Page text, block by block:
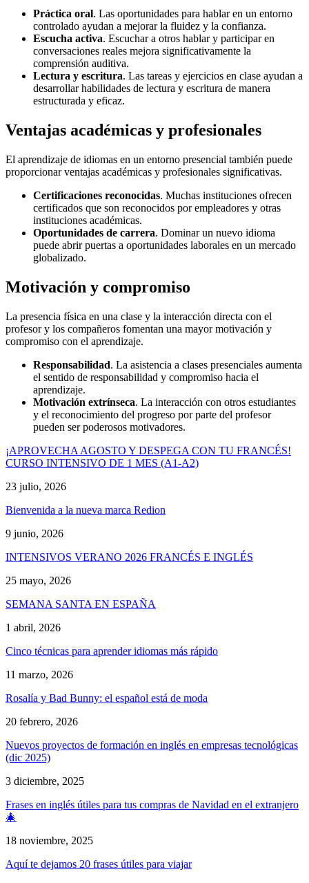
Práctica oral. Las oportunidades para hablar en un entorno
controlado ayudan a mejorar la fluidez y la confianza.
Escucha activa. Escuchar a otros hablar y participar en
conversaciones reales mejora significativamente la
comprensión auditiva.
Lectura y escritura. Las tareas y ejercicios en clase ayudan a
desarrollar habilidades de lectura y escritura de manera
estructurada y eficaz.
Ventajas académicas y profesionales
El aprendizaje de idiomas en un entorno presencial también puede
proporcionar ventajas académicas y profesionales significativas.
Certificaciones reconocidas. Muchas instituciones ofrecen
certificados que son reconocidos por empleadores y otras
instituciones académicas.
Oportunidades de carrera. Dominar un nuevo idioma
puede abrir puertas a oportunidades laborales en un mercado
globalizado.
Motivación y compromiso
La presencia física en una clase y la interacción directa con el
profesor y los compañeros fomentan una mayor motivación y
compromiso con el aprendizaje.
Responsabilidad. La asistencia a clases presenciales aumenta
el sentido de responsabilidad y compromiso hacia el
aprendizaje.
Motivación extrínseca. La interacción con otros estudiantes
y el reconocimiento del progreso por parte del profesor
pueden ser poderosos motivadores.
¡APROVECHA AGOSTO Y DESPEGA CON TU FRANCÉS!
CURSO INTENSIVO DE 1 MES (A1-A2)
23 julio, 2026
Bienvenida a la nueva marca Redion
9 junio, 2026
INTENSIVOS VERANO 2026 FRANCÉS E INGLÉS
25 mayo, 2026
SEMANA SANTA EN ESPAÑA
1 abril, 2026
Cinco técnicas para aprender idiomas más rápido
11 marzo, 2026
Rosalía y Bad Bunny: el español está de moda
20 febrero, 2026
Nuevos proyectos de formación en inglés en empresas tecnológicas
(dic 2025)
3 diciembre, 2025
Frases en inglés útiles para tus compras de Navidad en el extranjero
🎄
18 noviembre, 2025
Aquí te dejamos 20 frases útiles para viajar